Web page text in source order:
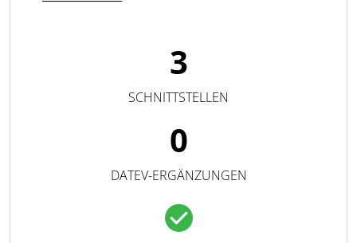
3
SCHNITTSTELLEN
0
DATEV-ERGÄNZUNGEN